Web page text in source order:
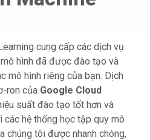
cung cấp các dịch vụ
hình đã được đào tạo và
mô hình riêng của bạn. Dịch
ron của Google Cloud
suất đào tạo tốt hơn và
hệ thống học tập quy mô
chúng tôi được nhanh chóng,